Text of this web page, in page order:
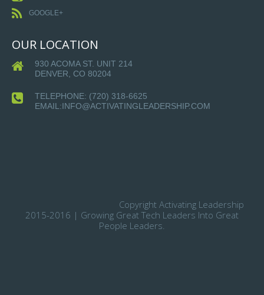
GOOGLE+
OUR LOCATION
930 ACOMA ST. UNIT 214
DENVER, CO 80204
TELEPHONE: (720) 318-6625
EMAIL:INFO@ACTIVATINGLEADERSHIP.COM
Copyright Activating Leadership
2015-2016 | Growing Great Tech Leaders Into Great
People Leaders.